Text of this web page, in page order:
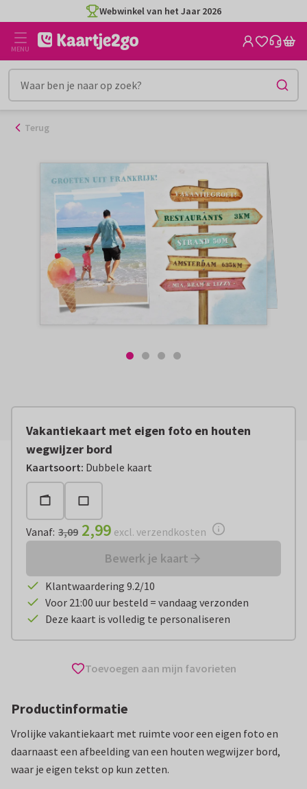
naar
inhoud
Webwinkel van het Jaar 2026
MENU
Terug
Vakantiekaart met eigen foto en houten
wegwijzer bord
Kaartsoort: Dubbele kaart
Vanaf:€ 2,99 excl. verzendkosten
Vanaf: 3,09 2,99 excl. verzendkosten
Bewerk je kaart
Klantwaardering 9.2/10
Voor 21:00 uur besteld = vandaag verzonden
Deze kaart is volledig te personaliseren
Toevoegen aan mijn favorieten
Productinformatie
Vrolijke vakantiekaart met ruimte voor een eigen foto en
daarnaast een afbeelding van een houten wegwijzer bord,
waar je eigen tekst op kun zetten.